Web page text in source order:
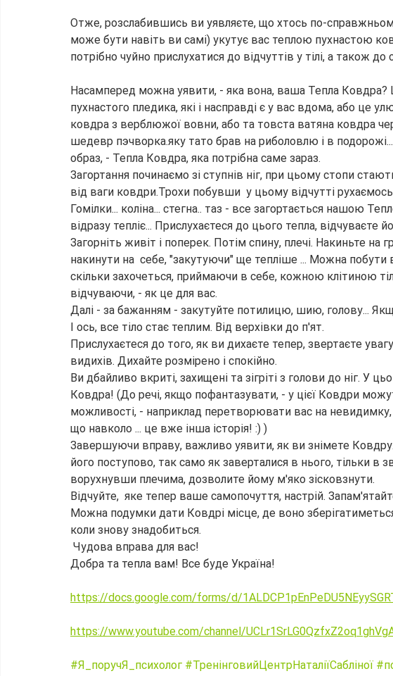
Отже, розслабившись ви уявляєте, що хтось по-
може бути навіть ви самі) укутує вас теплою пухнастою
потрібно чуйно прислухатися до відчуттів у тілі, а також до
Насамперед можна уявити, - яка вона, ваша Тепла
пухнастого пледика, які і насправді є у вас вдома, або це
ковдра з верблюжої вовни, або та товста ватяна ковдра
шедевр пэчворка.яку тато брав на риболовлю і в
образ, - Тепла Ковдра, яка потрібна саме зараз.
Загортання починаємо зі ступнів ніг, при цьому стопи
від ваги ковдри.Трохи побувши  у цьому відчутті рухаємось
Гомілки... коліна... стегна.. таз - все загортається нашою
відразу тепліє... Прислухаєтеся до цього тепла, відчуваєте
Загорніть живіт і поперек. Потім спину, плечі. Накиньте
накинути на  себе, "закутуючи" ще тепліше ... Можна побути
скільки захочеться, приймаючи в себе, кожною клітиною
відчуваючи, - як це для вас.
Далі - за бажанням - закутуйте потилицю, шию, голову...
І ось, все тіло стає теплим. Від верхівки до п'ят.
Прислухаєтеся до того, як ви дихаєте тепер, звертаєте
видихів. Дихайте розмірено і спокійно.
Ви дбайливо вкриті, захищені та зігріті з голови до ніг. У
Ковдра! (До речі, якщо пофантазувати, - у цієї Ковдри
можливості, - наприклад перетворювати вас на
що навколо ... це вже інша історія! :) )
Завершуючи вправу, важливо уявити, як ви знімете
його поступово, так само як заверталися в нього, тільки в
ворухнувши плечима, дозволите йому м'яко зісковзнути.
Відчуйте,  яке тепер ваше самопочуття, настрій.
Можна подумки дати Ковдрі місце, де воно
коли знову знадобиться.
Чудова вправа для вас!
Добра та тепла вам! Все буде Україна!
https://docs.google.com/forms/d/
https://www.youtube.com/channel/
#Я_поручЯ_психолог #ТренінговийЦентрНаталіїСабліної